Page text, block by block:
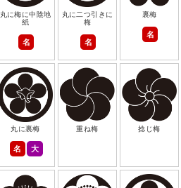
丸に梅に中陰地
紙
名
丸に二つ引きに
梅
名
裏梅
名
丸に裏梅
名 大
重ね梅 捻じ梅